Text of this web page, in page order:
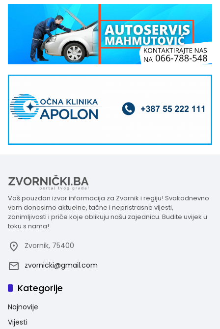
Vaš pouzdan izvor informacija za Zvornik i regiju! Svakodnevno
vam donosimo aktuelne, tačne i nepristrasne vijesti,
zanimljivosti i priče koje oblikuju našu zajednicu. Budite uvijek u
toku s nama!
Zvornik, 75400
zvornicki@gmail.com
Kategorije
Najnovije
Vijesti